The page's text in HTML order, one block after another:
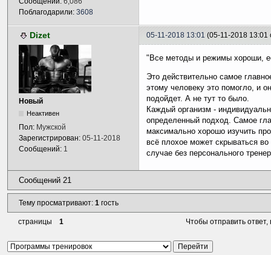
Поблагодарили: 3608
Dizet 05-11-2018 13:01 (05-11-2018 13:01
Новый
Неактивен
Пол: Мужской
Зарегистрирован: 05-11-2018
Сообщений: 1
"Все методы и режимы
Это действительно самое
этому человеку это помогло, и
подойдет. А не тут то было.
Каждый организм -
определенный подход. Самое
максимально хорошо изучить
всё плохое может скрываться
случае без персонального
Сообщений 21
Тему просматривают: 1 гость
страницы 1 Чтобы отправить